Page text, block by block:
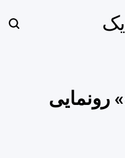
رونمایی